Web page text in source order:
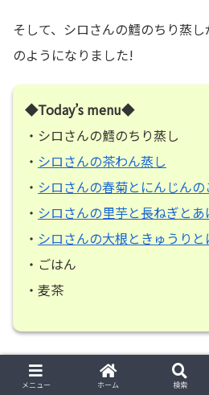
そして、シロさんの鱈のちり蒸
のようになりました!
◆Today’s menu◆
・シロさんの鱈のちり蒸し
・ シロさんの茶わん蒸し
・ シロさんの春菊とにんじん
・ シロさんの里芋と長ねぎと
・ シロさんの大根ときゅうり
・ごはん
・麦茶
スポンサーリ
メニュー ホーム 検索